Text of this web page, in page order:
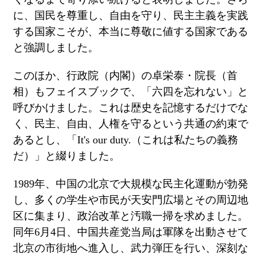
に、国民を尊重し、自由を守り、民主主義を実践
する国家こそが、本当に尊敬に値する国家である
と強調しました。
このほか、行政院（内閣）の卓栄泰・院長（首
相）もフェイスブックで、「六四を忘れない」と
呼びかけました。これは歴史を記憶するだけでな
く、民主、自由、人権を守るという共通の約束で
あるとし、「It's our duty. （これは私たちの義務
だ）」と綴りました。
1989年、中国の北京で大規模な民主化運動が勃発
し、多くの学生や市民が天安門広場とその周辺地
区に集まり、政治改革と汚職一掃を求めました。
同年6 月4日、中国共産党当局は軍隊を出動させて
北京の市街地へ進入し、武力弾圧を行い、深刻な